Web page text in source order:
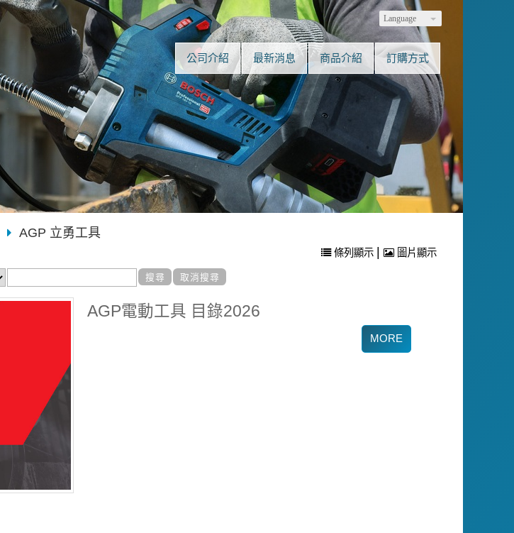
Language
公司介紹 最新消息 商品介紹 訂購方式
AGP 立勇工具
條列顯示 圖片顯示
AGP電動工具 目錄2026